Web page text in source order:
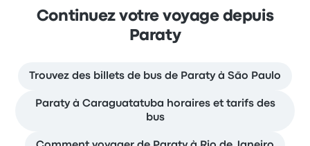
Continuez votre voyage depuis
Paraty
Trouvez des billets de bus de Paraty à São Paulo
Paraty à Caraguatatuba horaires et tarifs des
bus